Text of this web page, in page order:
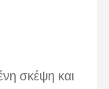
σκέψη και